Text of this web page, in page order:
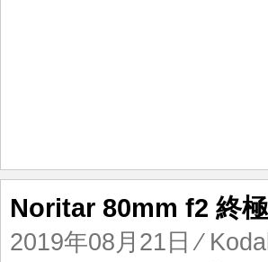
Noritar 80mm f2 終
2019年08月21日 ⁄